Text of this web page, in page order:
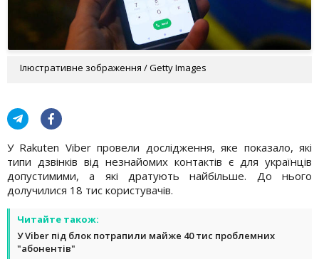
Ілюстративне зображення / Getty Images
У Rakuten Viber провели дослідження, яке показало, які
типи дзвінків від незнайомих контактів є для українців
допустимими, а які дратують найбільше. До нього
долучилися 18 тис користувачів.
Читайте також:
У Viber під блок потрапили майже 40 тис проблемних
"абонентів"